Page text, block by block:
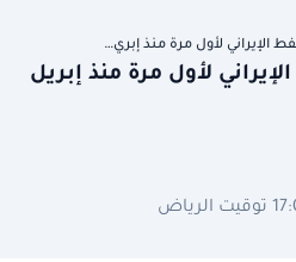
الإيراني لأول مرة منذ إبري…
لأول مرة منذ إبريل